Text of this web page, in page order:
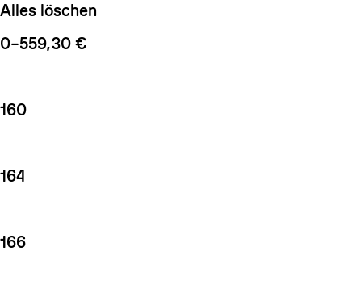
Alles löschen
0–559,30 €
160
164
166